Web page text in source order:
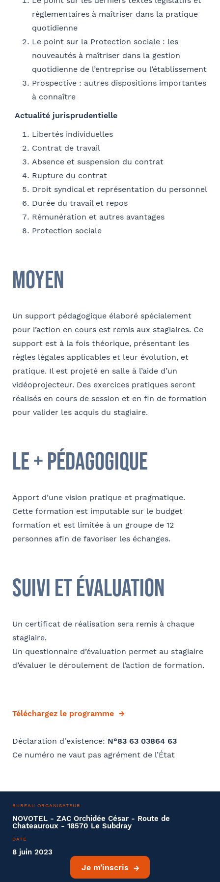
règlementaires à maîtriser dans la pratique
quotidienne
Le point sur la Protection sociale : les
nouveautés à maîtriser dans la gestion
quotidienne de l’entreprise ou l’établissement
Prospective : autres dispositions importantes
à connaître
Actualité jurisprudentielle
Libertés individuelles
Contrat de travail
Absence et suspension du contrat
Rupture du contrat
Droit syndical et représentation du personnel
Durée du travail et repos
Rémunération et autres avantages
Protection sociale
Moyen
Un support pédagogique élaboré spécialement
pour l’action en cours est remis aux stagiaires. Ce
support est à la fois théorique, présentant les
règles légales applicables et leur évolution, et
pratique. Il est projeté en salle à l’aide d’un
vidéoprojecteur. Des exercices pratiques seront
réalisés en cours de session et en fin de formation
pour valider les acquis du stagiaire.
le + pédagogique
Apport d’une vision pratique et pragmatique.
Cette formation est imputable sur le budget
formation et est limitée à un groupe de 12
personnes afin de favoriser les échanges.
suivi et évaluation
Un certificat de réalisation sera remis à chaque
stagiaire.
Un questionnaire d’évaluation permet au stagiaire
d’évaluer le déroulement de l’action de formation.
Téléchargez le programme
Déclaration d'existence: N°83 63 03864 63
Ce numéro ne vaut pas agrément de l’État
BUREAU ORGANISATEUR
NOVOTEL - ZAC Orchidée César - Route de
Chateauroux - 18570 Le Subdray
DATE
8 juin 2023
Je m’inscris
Ville
Fonction
E-mail
Bureau formateur
Commentaire - FACULTATIF
modifiée en 2004, vous bénéficiez d’un droit d’accès et de
rectification aux informations qui vous concernent, que vous pouvez
exercer en adressant un mail à communication@barthelemy-